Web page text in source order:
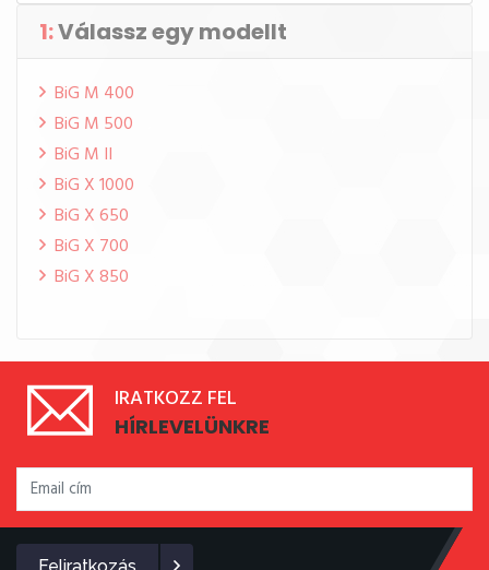
1:Válassz egy modellt
BiG M 400
BiG M 500
BiG M II
BiG X 1000
BiG X 650
BiG X 700
BiG X 850
IRATKOZZ FEL
HÍRLEVELÜNKRE